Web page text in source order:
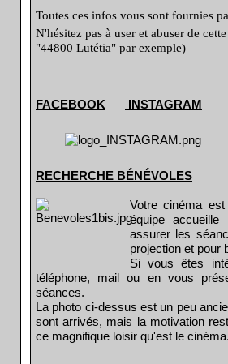
Toutes ces infos vous sont fournies
N'hésitez pas à user et abuser de
"44800 Lutétia" par exemple)
FACEBOOK INSTAGRAM
RECHERCHE BÉNÉVOLES
Votre cinéma
équipe
assurer les
projection et pour
Si vous êtes
téléphone, mail ou en vous
séances.
La photo ci-dessus est un peu
sont arrivés, mais la motivation
ce magnifique loisir qu'est le